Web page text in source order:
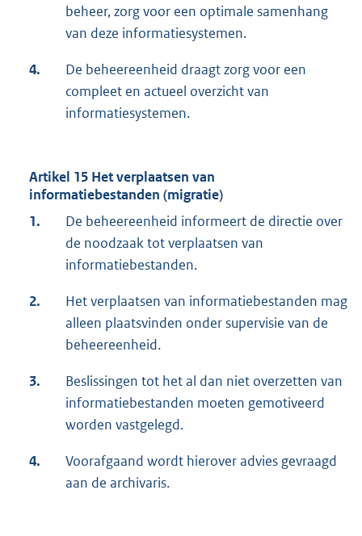
beheer, zorg voor een optimale samenhang
van deze informatiesystemen.
4.
De beheereenheid draagt zorg voor een
compleet en actueel overzicht van
informatiesystemen.
Artikel 15 Het verplaatsen van
informatiebestanden (migratie)
1.
De beheereenheid informeert de directie over
de noodzaak tot verplaatsen van
informatiebestanden.
2.
Het verplaatsen van informatiebestanden mag
alleen plaatsvinden onder supervisie van de
beheereenheid.
3.
Beslissingen tot het al dan niet overzetten van
informatiebestanden moeten gemotiveerd
worden vastgelegd.
4.
Voorafgaand wordt hierover advies gevraagd
aan de archivaris.